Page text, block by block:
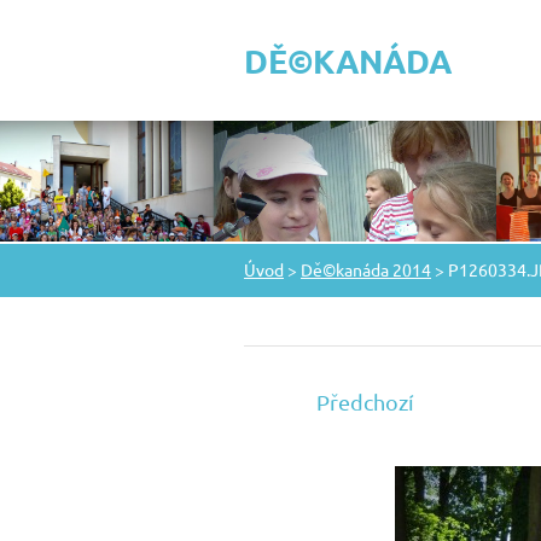
DĚ©KANÁDA
Úvod > Dě©kanáda 2014 >
Předchozí